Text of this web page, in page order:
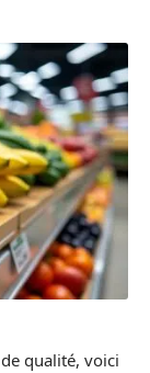
qualité, voici